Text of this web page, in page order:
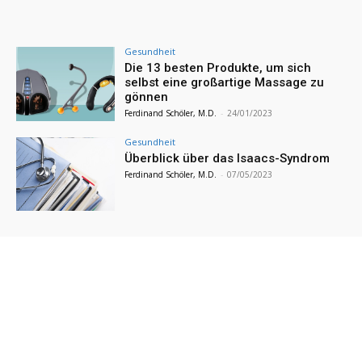
Gesundheit
Die 13 besten Produkte, um sich
selbst eine großartige Massage zu
gönnen
Ferdinand Schöler, M.D. - 24/01/2023
Gesundheit
Überblick über das Isaacs-Syndrom
Ferdinand Schöler, M.D. - 07/05/2023